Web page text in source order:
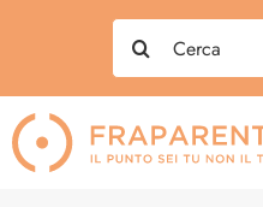
Search
for: